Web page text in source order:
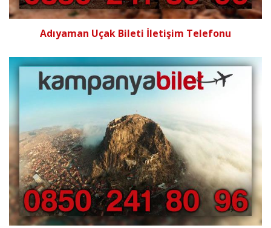
Adıyaman Uçak Bileti İletişim Telefonu